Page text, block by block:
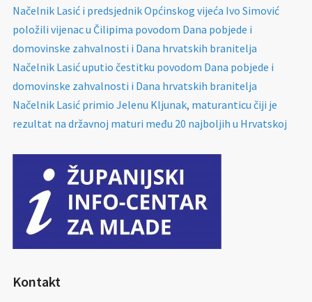
Načelnik Lasić i predsjednik Općinskog vijeća Ivo Simović
položili vijenac u Čilipima povodom Dana pobjede i
domovinske zahvalnosti i Dana hrvatskih branitelja
Načelnik Lasić uputio čestitku povodom Dana pobjede i
domovinske zahvalnosti i Dana hrvatskih branitelja
Načelnik Lasić primio Jelenu Kljunak, maturanticu čiji je
rezultat na državnoj maturi među 20 najboljih u Hrvatskoj
Kontakt